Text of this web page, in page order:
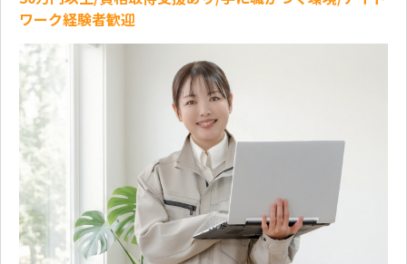
ワーク経験者歓迎